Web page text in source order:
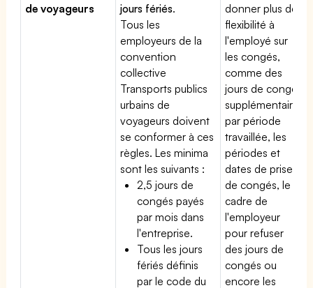
de voyageurs
jours fériés.
Tous les
employeurs de la
convention
collective
Transports publics
urbains de
voyageurs doivent
se conformer à ces
règles. Les minima
sont les suivants :
2,5 jours de
congés payés
par mois dans
l'entreprise.
Tous les jours
fériés définis
par le code du
donner plus de
flexibilité à
l'employé sur
les congés,
comme des
jours de congé
supplémentaires
par période
travaillée, les
périodes et
dates de prise
de congés, le
cadre de
l'employeur
pour refuser
des jours de
congés ou
encore les